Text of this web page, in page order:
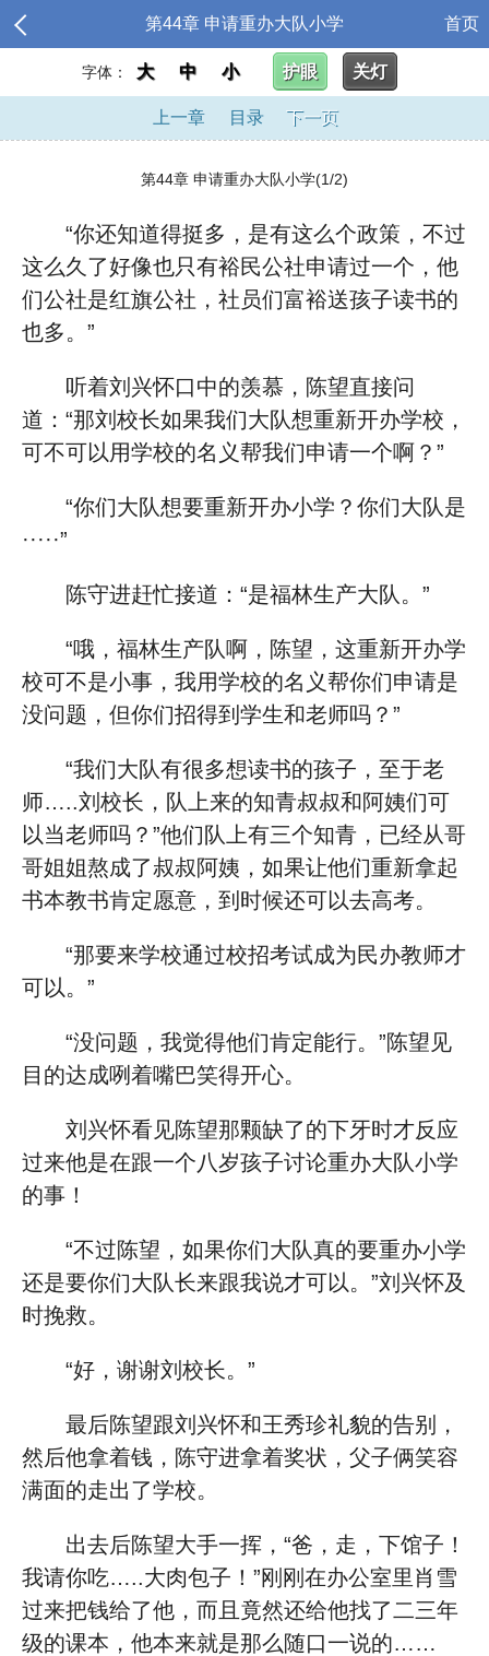
第44章 申请重办大队小学 首页
字体： 大 中 小 护眼 关灯
上一章 目录 下一页
第44章 申请重办大队小学(1/2)
“你还知道得挺多，是有这么个政策，不过
这么久了好像也只有裕民公社申请过一个，他
们公社是红旗公社，社员们富裕送孩子读书的
也多。”
听着刘兴怀口中的羡慕，陈望直接问
道：“那刘校长如果我们大队想重新开办学校，
可不可以用学校的名义帮我们申请一个啊？”
“你们大队想要重新开办小学？你们大队是
·····”
陈守进赶忙接道：“是福林生产大队。”
“哦，福林生产队啊，陈望，这重新开办学
校可不是小事，我用学校的名义帮你们申请是
没问题，但你们招得到学生和老师吗？”
“我们大队有很多想读书的孩子，至于老
师…..刘校长，队上来的知青叔叔和阿姨们可
以当老师吗？”他们队上有三个知青，已经从哥
哥姐姐熬成了叔叔阿姨，如果让他们重新拿起
书本教书肯定愿意，到时候还可以去高考。
“那要来学校通过校招考试成为民办教师才
可以。”
“没问题，我觉得他们肯定能行。”陈望见
目的达成咧着嘴巴笑得开心。
刘兴怀看见陈望那颗缺了的下牙时才反应
过来他是在跟一个八岁孩子讨论重办大队小学
的事！
“不过陈望，如果你们大队真的要重办小学
还是要你们大队长来跟我说才可以。”刘兴怀及
时挽救。
“好，谢谢刘校长。”
最后陈望跟刘兴怀和王秀珍礼貌的告别，
然后他拿着钱，陈守进拿着奖状，父子俩笑容
满面的走出了学校。
出去后陈望大手一挥，“爸，走，下馆子！
我请你吃…..大肉包子！”刚刚在办公室里肖雪
过来把钱给了他，而且竟然还给他找了二三年
级的课本，他本来就是那么随口一说的……